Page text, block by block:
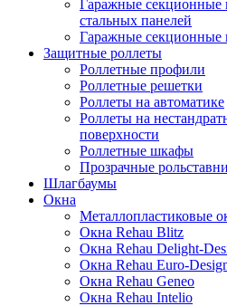
Гаражные секционные
стальных панелей
Гаражные секционные
Защитные роллеты
Роллетные профили
Роллетные решетки
Роллеты на автоматике
Роллеты на
поверхности
Роллетные шкафы
Прозрачные рольставни
Шлагбаумы
Окна
Металлопластиковые
Окна Rehau Blitz
Окна Rehau Delight-
Окна Rehau Euro-
Окна Rehau Geneo
Окна Rehau Intelio